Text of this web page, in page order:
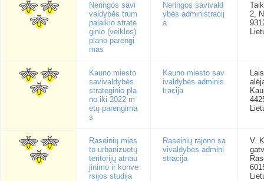
Neringos savi
valdybės trum
palaikio strate
ginio (veiklos)
plano parengi
mas
Neringos savivald
ybės administracij
a
2,
Kauno miesto
savivaldybės
strateginio pla
no iki 2022 m
etų parengima
s
Kauno miesto sav
ivaldybės adminis
tracija
Raseinių mies
to urbanizuotų
teritorijų atnau
jinimo ir konve
rsijos studija
Raseinių rajono sa
vivaldybės admini
stracija
V.